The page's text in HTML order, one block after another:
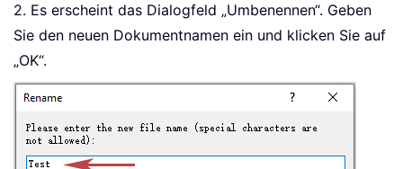
2. Es erscheint das Dialogfeld „Umbenennen“. Geben
Sie den neuen Dokumentnamen ein und klicken Sie auf
„OK“.